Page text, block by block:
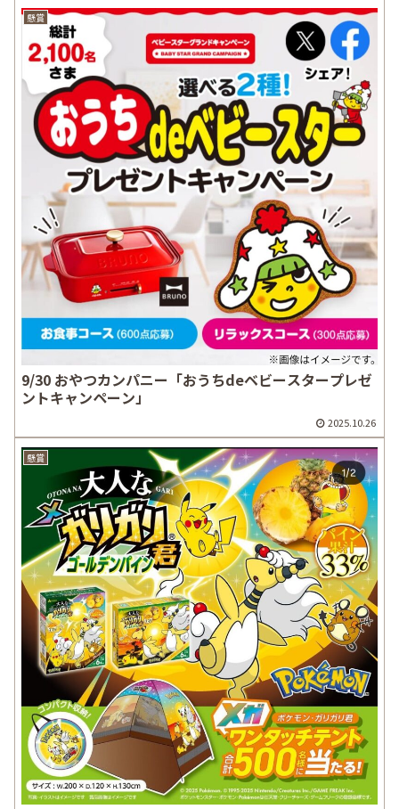
懸賞
9/30 おやつカンパニー「おうちdeベビースタープレゼ
ントキャンペーン」
2025.10.26
懸賞